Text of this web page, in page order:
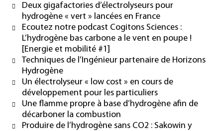
Deux gigafactories d’électrolyseurs pour
hydrogène « vert » lancées en France
Ecoutez notre podcast Cogitons Sciences :
L’hydrogène bas carbone a le vent en poupe !
[Energie et mobilité #1]
Techniques de l’Ingénieur partenaire de Horizons
Hydrogène
Un électrolyseur « low cost » en cours de
développement pour les particuliers
Une flamme propre à base d’hydrogène afin de
décarboner la combustion
Produire de l’hydrogène sans CO2 : Sakowin y